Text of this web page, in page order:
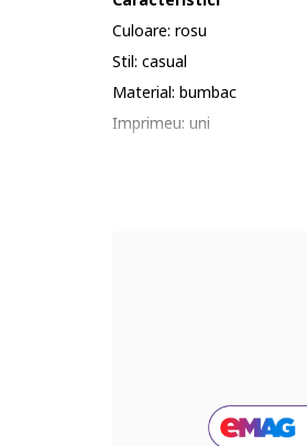
Culoare: rosu
Stil: casual
Material: bumbac
Imprimeu: uni
Part number key:
DST13QMBM